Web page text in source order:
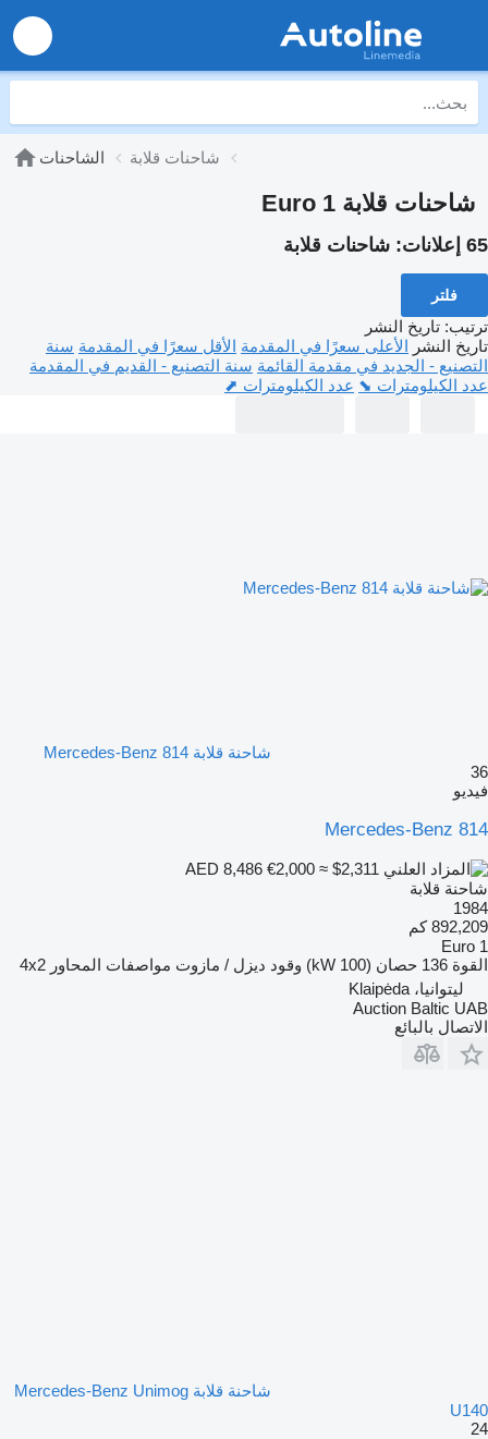
الشاحنات شاحنات قلابة
شاحنات قلابة Euro 1
65 إعلانات: شاحنات قلابة
فلتر
ترتيب: تاريخ النشر
تاريخ النشر الأعلى سعرًا في المقدمة الأقل سعرًا في المقدمة سنة
التصنيع - الجديد في مقدمة القائمة سنة التصنيع - القديم في المقدمة
عدد الكيلومترات ⬊ عدد الكيلومترات ⬈
شاحنة قلابة Mercedes-Benz 814
36
فيديو
Mercedes-Benz 814
€2,000 ≈ $2,311
شاحنة قلابة
1984
892,209 كم
Euro 1
القوة 136 حصان (100 kW) وقود ديزل / مازوت مواصفات المحاور 4x2
ليتوانيا، Klaipėda
Auction Baltic UAB
الاتصال بالبائع
شاحنة قلابة Mercedes-Benz Unimog
U140
24